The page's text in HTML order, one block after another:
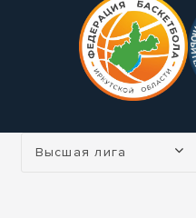
Турнир:
Высшая лига